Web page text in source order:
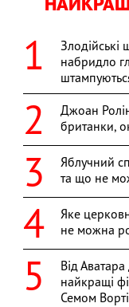
набридло
Джоан
британки,
Яблучний
та що не
Яке
не можна
Від
найкращі
Семом